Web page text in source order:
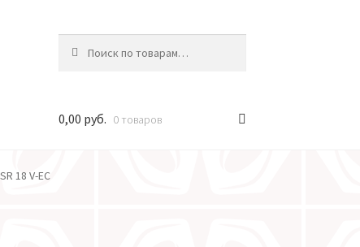
0,00 руб. 0 товаров
18 V-EC